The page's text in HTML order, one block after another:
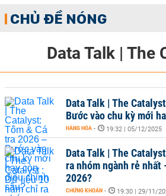
CHỦ ĐỀ NÓNG
Data Talk | The
Data Talk | The
Bước vào chu kỳ mới
HÀNG HÓA - 19:32 | 05/12/2025
Data Talk | The
ra nhóm ngành rẻ nhất
2026?
CHỨNG KHOÁN - 19:30 | 29/11/